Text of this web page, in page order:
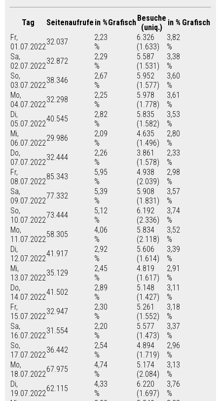
Tag Seitenaufrufe in %GrafischBesuche
(uniq.)
in % Grafisch
Fr,
01.07.2022
32.037
2,23
%
6.326
(1.633)
3,82
%
Sa,
02.07.2022
32.872
2,29
%
5.587
(1.531)
3,38
%
So,
03.07.2022
38.346
2,67
%
5.952
(1.577)
3,60
%
Mo,
04.07.2022
32.298
2,25
%
5.978
(1.778)
3,61
%
Di,
05.07.2022
40.545
2,82
%
5.835
(1.582)
3,53
%
Mi,
06.07.2022
29.986
2,09
%
4.635
(1.496)
2,80
%
Do,
07.07.2022
32.444
2,26
%
3.861
(1.578)
2,33
%
Fr,
08.07.2022
85.343
5,95
%
4.938
(2.039)
2,98
%
Sa,
09.07.2022
77.332
5,39
%
5.908
(1.831)
3,57
%
So,
10.07.2022
73.444
5,12
%
6.192
(2.336)
3,74
%
Mo,
11.07.2022
58.305
4,06
%
5.834
(2.118)
3,52
%
Di,
12.07.2022
41.917
2,92
%
5.606
(1.614)
3,39
%
Mi,
13.07.2022
35.129
2,45
%
4.819
(1.617)
2,91
%
Do,
14.07.2022
41.502
2,89
%
5.148
(1.427)
3,11
%
Fr,
15.07.2022
32.947
2,30
%
5.261
(1.552)
3,18
%
Sa,
16.07.2022
31.554
2,20
%
5.577
(1.473)
3,37
%
So,
17.07.2022
36.442
2,54
%
4.894
(1.719)
2,96
%
Mo,
18.07.2022
67.975
4,74
%
5.174
(2.084)
3,13
%
Di,
19.07.2022
62.115
4,33
%
6.220
(1.697)
3,76
%